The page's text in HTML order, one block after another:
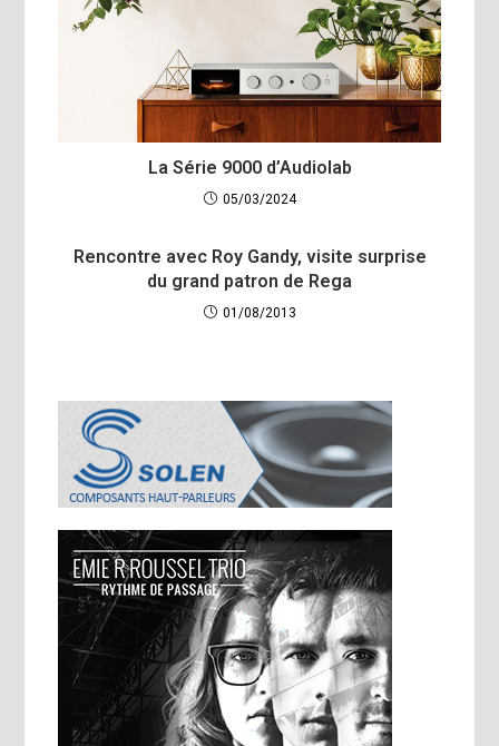
La Série 9000 d’Audiolab
05/03/2024
Rencontre avec Roy Gandy, visite surprise
du grand patron de Rega
01/08/2013